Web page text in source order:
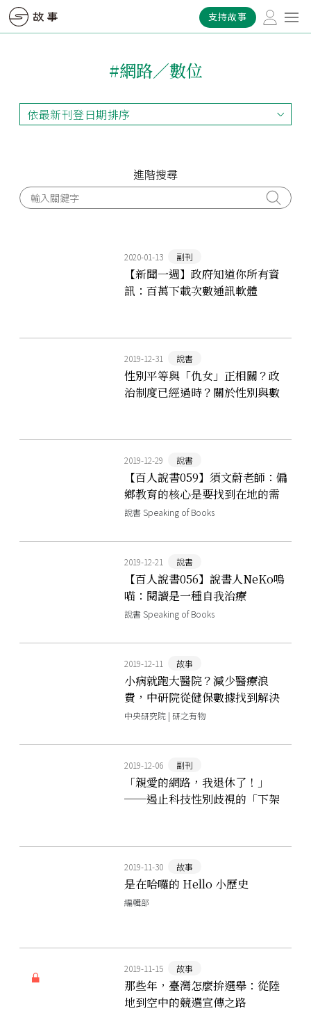
支持故事
#網路／數位
依最新刊登日期排序
依最新刊登日期排序
進階搜尋
2020-01-13 副刊
【新聞一週】政府知道你所有資
訊：百萬下載次數通訊軟體
2019-12-31 說書
性別平等與「仇女」正相關？政
治制度已經過時？關於性別與數
2019-12-29 說書
【百人說書059】須文蔚老師：偏
鄉教育的核心是要找到在地的需
求
說書 Speaking of Books
2019-12-21 說書
【百人說書056】說書人NeKo嗚
喵：閱讀是一種自我治療
說書 Speaking of Books
2019-12-11 故事
小病就跑大醫院？減少醫療浪
費，中研院從健保數據找到解決
方法
中央研究院 | 研之有物
2019-12-06 副刊
「親愛的網路，我退休了！」
──遏止科技性別歧視的「下架
2019-11-30 故事
是在哈囉的 Hello 小歷史
編輯部
2019-11-15 故事
那些年，臺灣怎麼拚選舉：從陸
地到空中的競選宣傳之路